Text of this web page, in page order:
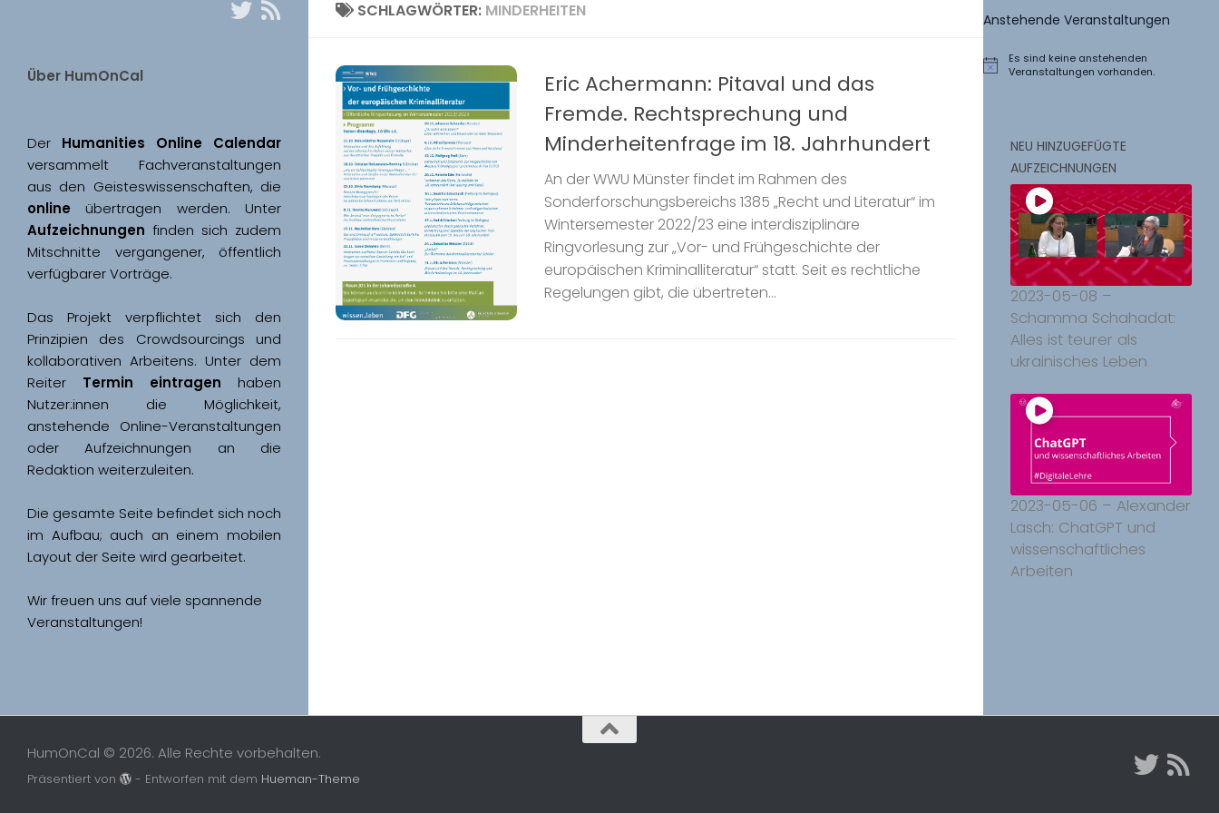
SCHLAGWÖRTER: MINDERHEITEN
Eric Achermann: Pitaval und das
Fremde. Rechtsprechung und
Minderheitenfrage im 18. Jahrhundert
An der WWU Münster findet im Rahmen des
Sonderforschungsbereichs 1385 „Recht und Literatur“ im
Wintersemester 2022/23 eine interdisziplinäre
Ringvorlesung zur „Vor- und Frühgeschichte der
europäischen Kriminalliteratur“ statt. Seit es rechtliche
Regelungen gibt, die übertreten...
Über HumOnCal
Der
versammelt Fachveranstaltungen
online
Aufzeichnungen finden sich zudem
Mitschnitte vergangener, öffentlich
Das Projekt verpflichtet sich den
Prinzipien des Crowdsourcings und
kollaborativen Arbeitens. Unter dem
Reiter Termin eintragen haben
Nutzer:innen die Möglichkeit,
anstehende Online-Veranstaltungen
oder Aufzeichnungen an die
Redaktion weiterzuleiten.
Die gesamte Seite befindet sich noch
im Aufbau; auch an einem mobilen
Wir freuen uns auf viele spannende
Veranstaltungen!
Anstehende Veranstaltungen
Hinweis
Es sind keine anstehenden
Veranstaltungen vorhanden.
NEU HINZUGEFÜGTE
AUFZEICHNUNGEN
2023-05-08 –
Schamma Schahadat:
Alles ist teurer als
ukrainisches Leben
2023-05-06 – Alexander
Lasch: ChatGPT und
wissenschaftliches
Arbeiten
HumOnCal © 2026. Alle Rechte vorbehalten.
Präsentiert von - Entworfen mit dem Hueman-Theme